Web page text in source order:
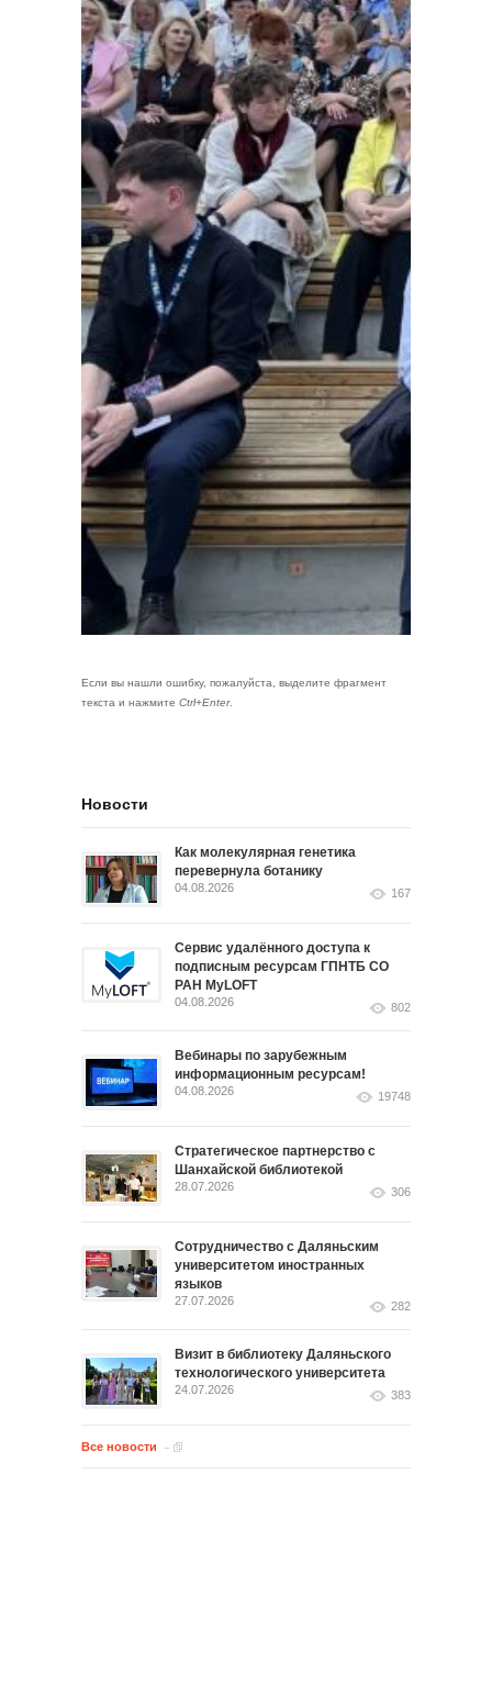
Если вы нашли ошибку, пожалуйста, выделите фрагмент
текста и нажмите Ctrl+Enter.
Новости
Как молекулярная генетика
перевернула ботанику
04.08.2026 167
Сервис удалённого доступа к
подписным ресурсам ГПНТБ СО
РАН MyLOFT
04.08.2026 802
Вебинары по зарубежным
информационным ресурсам!
04.08.2026 19748
Стратегическое партнерство с
Шанхайской библиотекой
28.07.2026 306
Сотрудничество с Даляньским
университетом иностранных
языков
27.07.2026 282
Визит в библиотеку Даляньского
технологического университета
24.07.2026 383
Все новости